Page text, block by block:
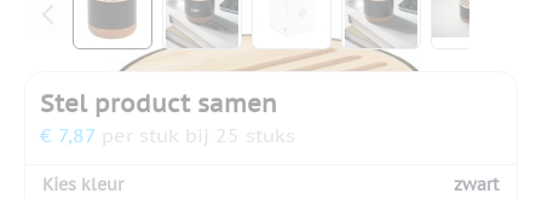
Stel product samen
€ 7,87 per stuk bij 25 stuks
Kies kleur zwart